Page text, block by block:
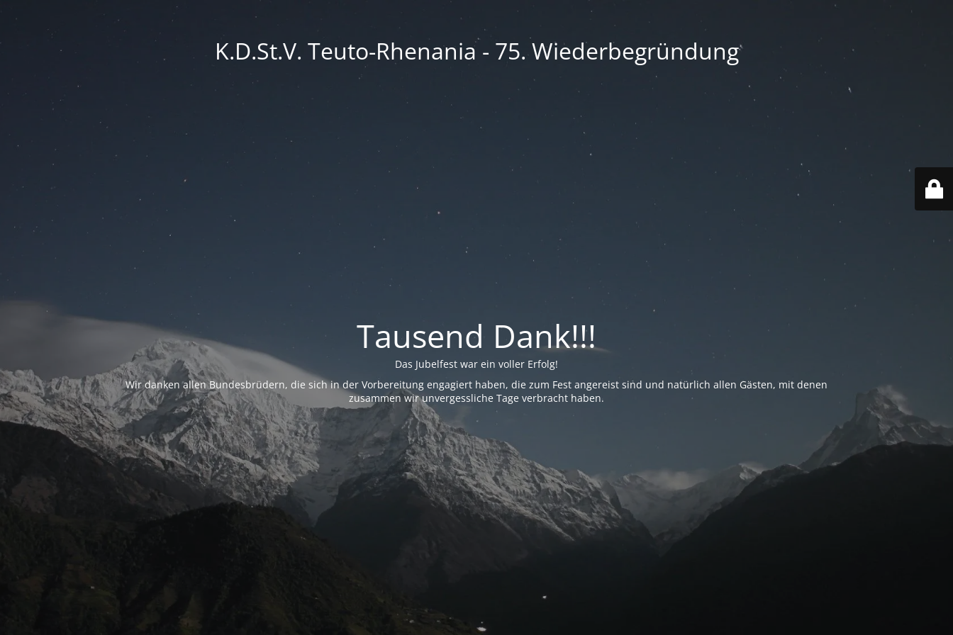
K.D.St.V. Teuto-Rhenania - 75. Wiederbegründung
Tausend Dank!!!
Das Jubelfest war ein voller Erfolg!
Wir danken allen Bundesbrüdern, die sich in der Vorbereitung engagiert haben, die zum Fest angereist sind und natürlich allen Gästen, mit denen
zusammen wir unvergessliche Tage verbracht haben.